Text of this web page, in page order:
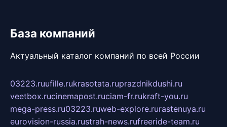
База компаний
Актуальный каталог компаний по всей России
03223.ruufille.rukrasotata.ruprazdnikdushi.ru
veetbox.rucinemapost.ruciam-fr.rukraft-you.ru
mega-press.ru03223.ruweb-explore.rurastenuya.ru
eurovision-russia.rustrah-news.rufreeride-team.ru